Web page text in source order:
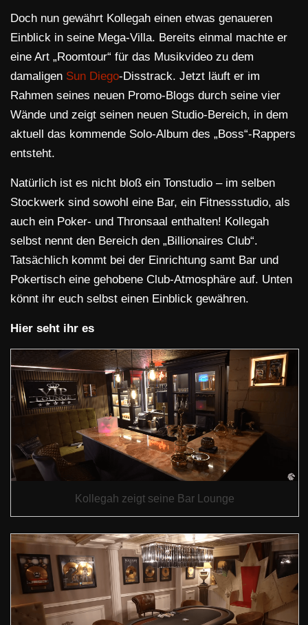
Doch nun gewährt Kollegah einen etwas genaueren
Einblick in seine Mega-Villa. Bereits einmal machte er
eine Art „Roomtour“ für das Musikvideo zu dem
damaligen Sun Diego-Disstrack. Jetzt läuft er im
Rahmen seines neuen Promo-Blogs durch seine vier
Wände und zeigt seinen neuen Studio-Bereich, in dem
aktuell das kommende Solo-Album des „Boss“-Rappers
entsteht.
Natürlich ist es nicht bloß ein Tonstudio – im selben
Stockwerk sind sowohl eine Bar, ein Fitnessstudio, als
auch ein Poker- und Thronsaal enthalten! Kollegah
selbst nennt den Bereich den „Billionaires Club“.
Tatsächlich kommt bei der Einrichtung samt Bar und
Pokertisch eine gehobene Club-Atmosphäre auf. Unten
könnt ihr euch selbst einen Einblick gewähren.
Hier seht ihr es
Kollegah zeigt seine Bar Lounge